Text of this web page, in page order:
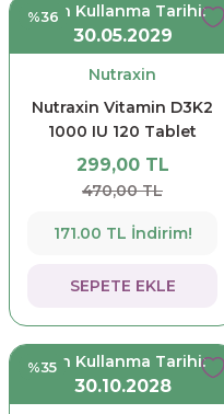
%36Son Kullanma Tarihi:
30.05.2029
Nutraxin
Nutraxin Vitamin D3K2
1000 IU 120 Tablet
299,00 TL
470,00 TL
171.00 TL İndirim!
SEPETE EKLE
%35Son Kullanma Tarihi:
30.10.2028